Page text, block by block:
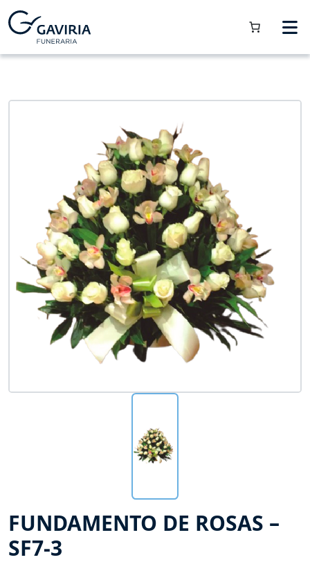
FUNDAMENTO DE ROSAS –
SF7-3